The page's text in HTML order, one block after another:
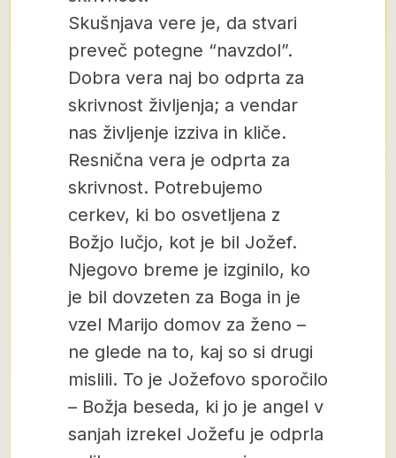
Skušnjava vere je, da stvari
preveč potegne “navzdol”.
Dobra vera naj bo odprta za
skrivnost življenja; a vendar
nas življenje izziva in kliče.
Resnična vera je odprta za
skrivnost. Potrebujemo
cerkev, ki bo osvetljena z
Božjo lučjo, kot je bil Jožef.
Njegovo breme je izginilo, ko
je bil dovzeten za Boga in je
vzel Marijo domov za ženo –
ne glede na to, kaj so si drugi
mislili. To je Jožefovo sporočilo
– Božja beseda, ki jo je angel v
sanjah izrekel Jožefu je odprla